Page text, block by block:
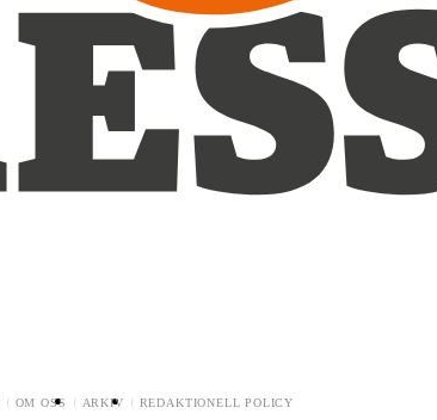
OM OSS ARKIV REDAKTIONELL POLICY